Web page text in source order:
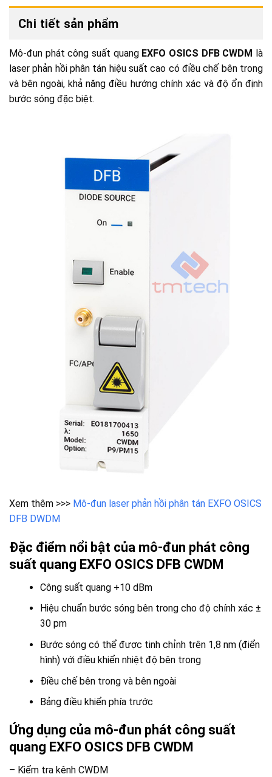
Chi tiết sản phẩm
Mô-đun phát công suất quangEXFO OSICS DFB CWDM là
laser phản hồi phân tán hiệu suất cao có điều chế bên trong
và bên ngoài, khả năng điều hướng chính xác và độ ổn định
bước sóng đặc biệt.
Xem thêm >>> Mô-đun laser phản hồi phân tán EXFO OSICS
DFB DWDM
Đặc điểm nổi bật của mô-đun phát công
suất quang EXFO OSICS DFB CWDM
Công suất quang +10 dBm
Hiệu chuẩn bước sóng bên trong cho độ chính xác ±
30 pm
Bước sóng có thể được tinh chỉnh trên 1,8 nm (điển
hình) với điều khiển nhiệt độ bên trong
Điều chế bên trong và bên ngoài
Bảng điều khiển phía trước
Ứng dụng của mô-đun phát công suất
quang EXFO OSICS DFB CWDM
– Kiểm tra kênh CWDM